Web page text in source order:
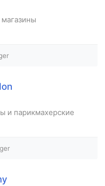
и парикмахерские